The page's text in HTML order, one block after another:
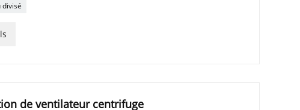
divisé
de ventilateur centrifuge